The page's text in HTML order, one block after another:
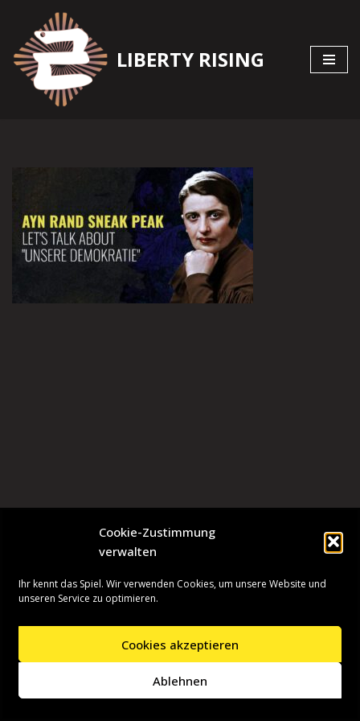
Cookie-Zustimmung
verwalten
Ihr kennt das Spiel. Wir verwenden Cookies, um unsere Website und
unseren Service zu optimieren.
Cookies akzeptieren
Ablehnen
Zum
Inhalt
springen
LIBERTY RISING
| Präsentiert vonWordPress
Presseinformationen